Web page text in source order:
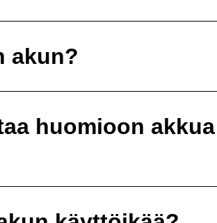
akun?
huomioon akkua